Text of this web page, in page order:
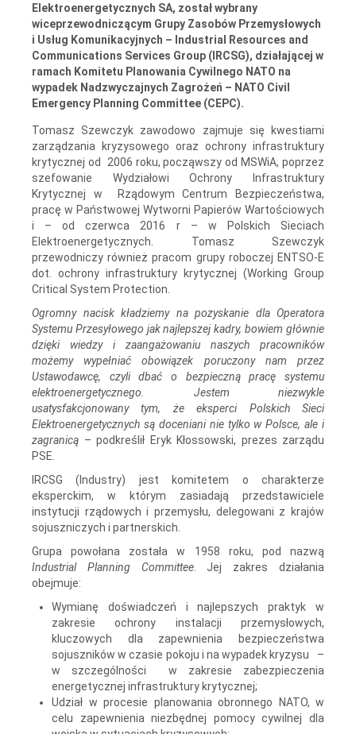
Elektroenergetycznych SA, został wybrany
wiceprzewodniczącym Grupy Zasobów Przemysłowych
i Usług Komunikacyjnych – Industrial Resources and
Communications Services Group (IRCSG), działającej w
ramach Komitetu Planowania Cywilnego NATO na
wypadek Nadzwyczajnych Zagrożeń – NATO Civil
Emergency Planning Committee (CEPC).
Tomasz Szewczyk zawodowo zajmuje się kwestiami
zarządzania kryzysowego oraz ochrony infrastruktury
krytycznej od 2006 roku, począwszy od MSWiA, poprzez
szefowanie Wydziałowi Ochrony Infrastruktury
Krytycznej w Rządowym Centrum Bezpieczeństwa,
pracę w Państwowej Wytworni Papierów Wartościowych
i – od czerwca 2016 r – w Polskich Sieciach
Elektroenergetycznych. Tomasz Szewczyk
przewodniczy również pracom grupy roboczej ENTSO-E
dot. ochrony infrastruktury krytycznej (Working Group
Critical System Protection.
Ogromny nacisk kładziemy na pozyskanie dla Operatora
Systemu Przesyłowego jak najlepszej kadry, bowiem głównie
dzięki wiedzy i zaangażowaniu naszych pracowników
możemy wypełniać obowiązek poruczony nam przez
Ustawodawcę, czyli dbać o bezpieczną pracę systemu
elektroenergetycznego. Jestem niezwykle
usatysfakcjonowany tym, że eksperci Polskich Sieci
Elektroenergetycznych są doceniani nie tylko w Polsce, ale i
zagranicą – podkreślił Eryk Kłossowski, prezes zarządu
PSE.
IRCSG (Industry) jest komitetem o charakterze
eksperckim, w którym zasiadają przedstawiciele
instytucji rządowych i przemysłu, delegowani z krajów
sojuszniczych i partnerskich.
Grupa powołana została w 1958 roku, pod nazwą
Industrial Planning Committee. Jej zakres działania
obejmuje:
Wymianę doświadczeń i najlepszych praktyk w
zakresie ochrony instalacji przemysłowych,
kluczowych dla zapewnienia bezpieczeństwa
sojuszników w czasie pokoju i na wypadek kryzysu –
w szczególności w zakresie zabezpieczenia
energetycznej infrastruktury krytycznej;
Udział w procesie planowania obronnego NATO, w
celu zapewnienia niezbędnej pomocy cywilnej dla